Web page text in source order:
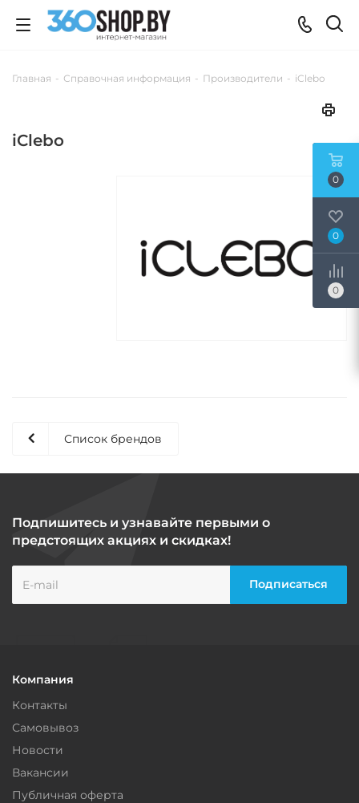
Главная - Справочная информация - Производители - iClebo
iClebo
Список брендов
Подпишитесь и узнавайте первыми о
предстоящих акциях и скидках!
Компания
Контакты
Самовывоз
Новости
Вакансии
Публичная оферта
0
0
0